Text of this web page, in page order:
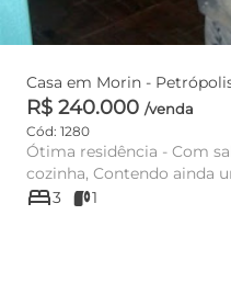
Casa em Morin -
R$ 240.000 /venda
Cód: 1280
Ótima residência - Com
cozinha, Contendo ainda
quarto, sala, cozinha e ...
bed3 1